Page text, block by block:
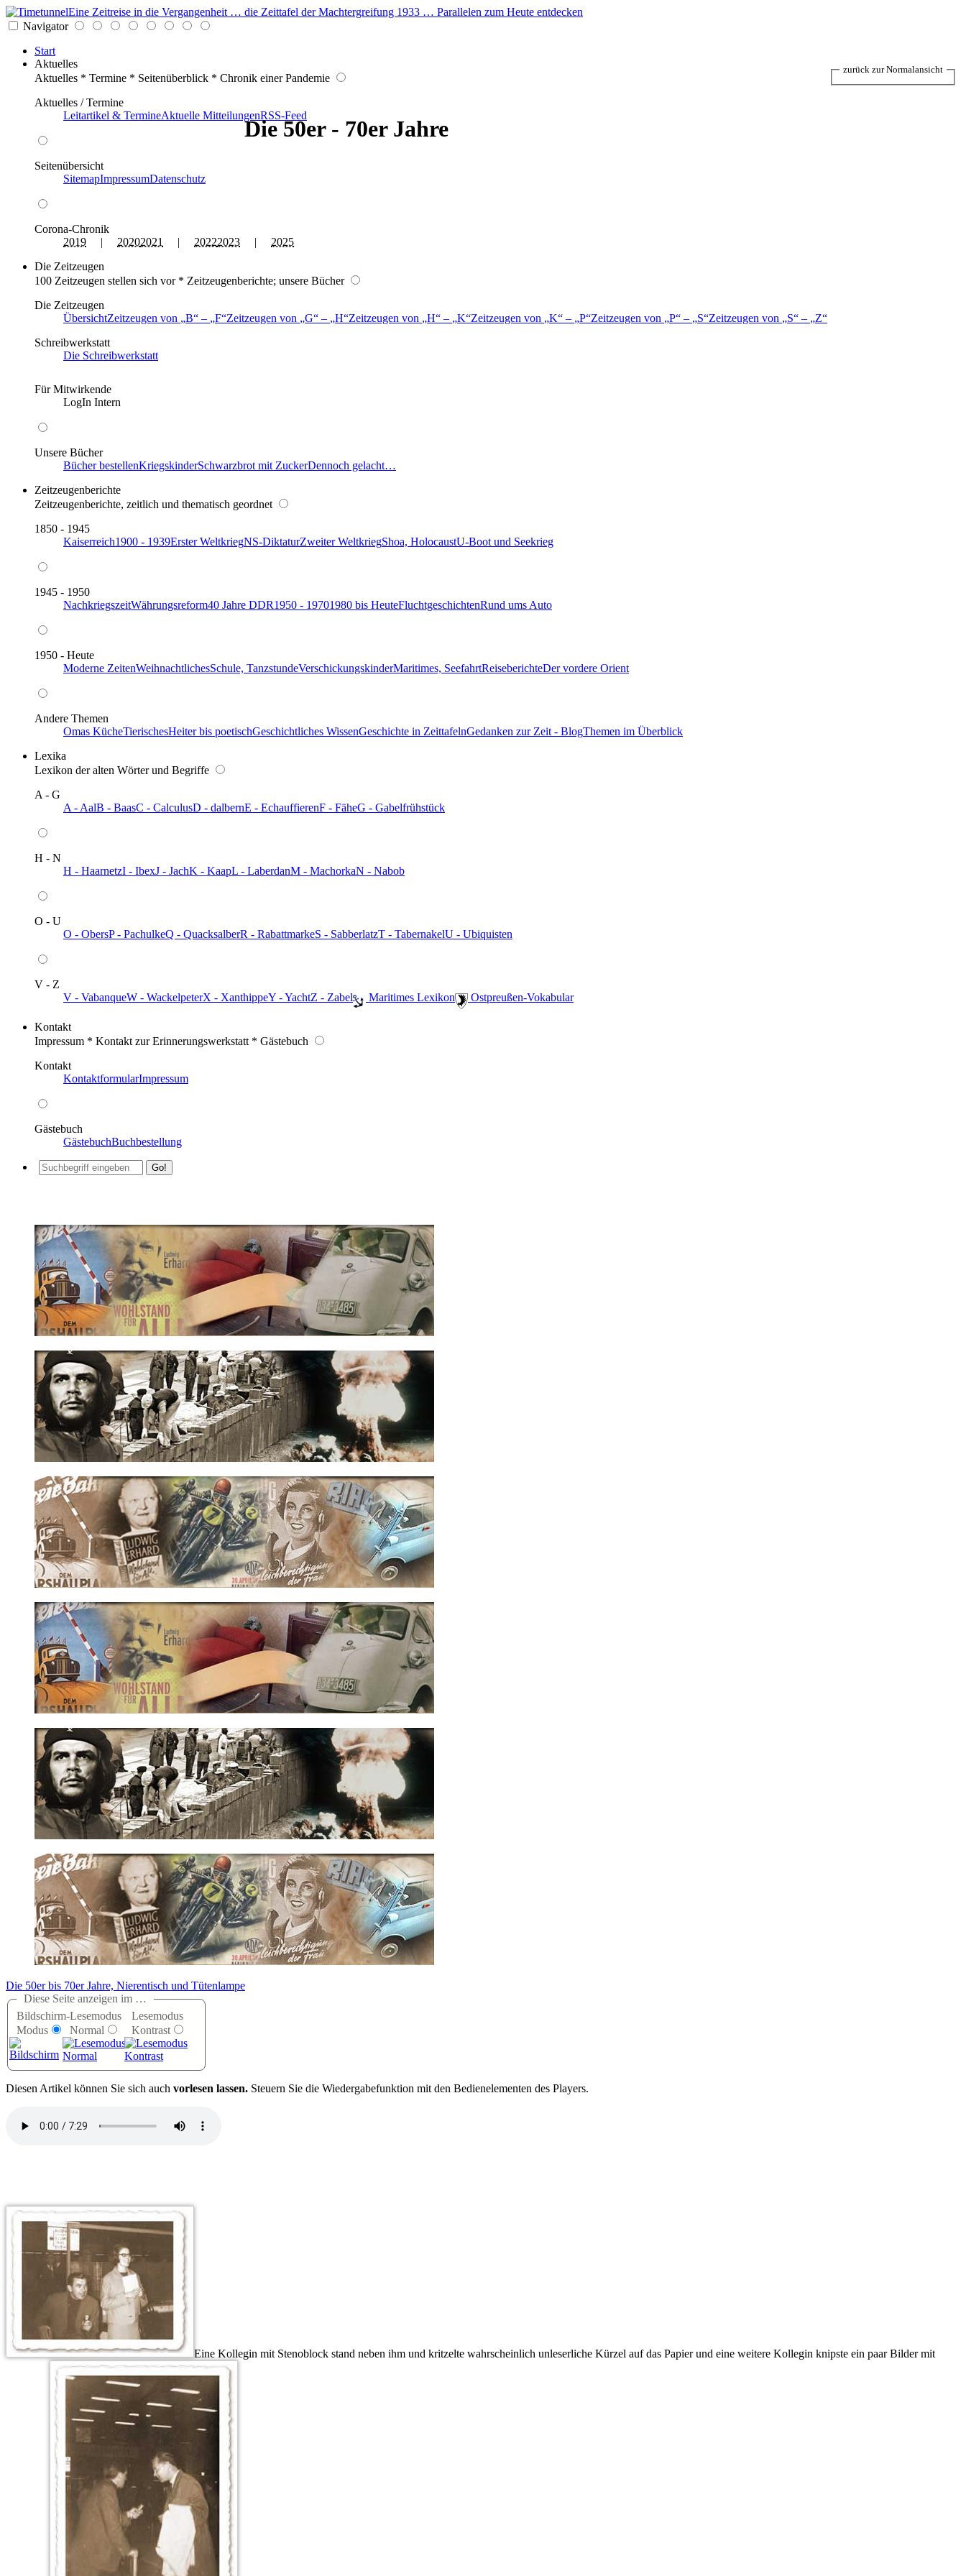
Eine Zeitreise in die Vergangenheit … die Zeittafel der Machtergreifung 1933 … Parallelen zum Heute entdecken
Navigator
Start
Aktuelles
Aktuelles * Termine * Seitenüberblick * Chronik einer Pandemie
Aktuelles / Termine
Leitartikel & TermineAktuelle MitteilungenRSS-Feed
Seitenübersicht
SitemapImpressumDatenschutz
Corona-Chronik
2019 | 20202021 | 20222023 | 2025
Die Zeitzeugen
100 Zeitzeugen stellen sich vor * Zeitzeugenberichte; unsere Bücher
Die Zeitzeugen
ÜbersichtZeitzeugen von B – F Zeitzeugen von G – H Zeitzeugen von H – K Zeitzeugen von K – P Zeitzeugen von P – S Zeitzeugen von S –
Z
Schreibwerkstatt
Die Schreibwerkstatt
Für Mitwirkende
LogIn Intern
Unsere Bücher
Bücher bestellenKriegskinderSchwarzbrot mit ZuckerDennoch gelacht…
Zeitzeugenberichte
Zeitzeugenberichte, zeitlich und thematisch geordnet
1850 - 1945
Kaiserreich1900 - 1939Erster WeltkriegNS-DiktaturZweiter WeltkriegShoa, HolocaustU-Boot und Seekrieg
1945 - 1950
NachkriegszeitWährungsreform40 Jahre DDR1950 - 19701980 bis HeuteFluchtgeschichtenRund ums Auto
1950 - Heute
Moderne ZeitenWeihnachtlichesSchule, TanzstundeVerschickungskinderMaritimes, SeefahrtReiseberichteDer vordere Orient
Andere Themen
Omas KücheTierischesHeiter bis poetischGeschichtliches WissenGeschichte in ZeittafelnGedanken zur Zeit - BlogThemen im Überblick
Lexika
Lexikon der alten Wörter und Begriffe
A - G
A - AalB - BaasC - CalculusD - dalbernE - EchauffierenF - FäheG - Gabelfrühstück
H - N
H - HaarnetzI - IbexJ - JachK - KaapL - LaberdanM - MachorkaN - Nabob
O - U
O - ObersP - PachulkeQ - QuacksalberR - RabattmarkeS - SabberlatzT - TabernakelU - Ubiquisten
V - Z
V - VabanqueW - WackelpeterX - XanthippeY - YachtZ - Zabel ️ Maritimes Lexikon ️ Ostpreußen-Vokabular
Kontakt
Impressum * Kontakt zur Erinnerungswerkstatt * Gästebuch
Kontakt
KontaktformularImpressum
Gästebuch
GästebuchBuchbestellung
Die 50er - 70er Jahre
Die 50er bis 70er Jahre, Nierentisch und Tütenlampe
Diese Seite anzeigen im …
Bildschirm-
Modus
Lesemodus
Normal
Lesemodus
Kontrast
Diesen Artikel können Sie sich auch vorlesen lassen. Steuern Sie die Wiedergabefunktion mit den Bedienelementen des Players.
Eine Kollegin mit Stenoblock stand neben ihm und kritzelte wahrscheinlich unleserliche Kürzel auf das Papier und eine weitere Kollegin knipste ein paar Bilder mit
zurück zur Normalansicht